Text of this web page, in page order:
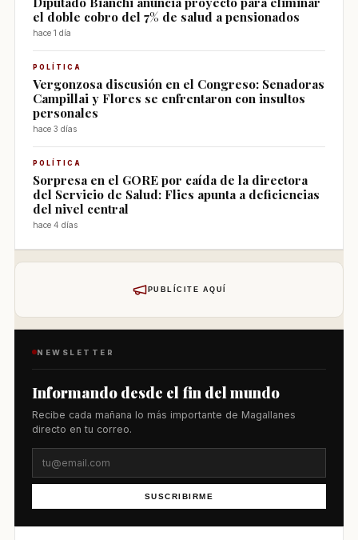
el doble cobro del 7% de salud a pensionados
hace 1 día
POLÍTICA
Vergonzosa discusión en el Congreso: Senadoras
Campillai y Flores se enfrentaron con insultos
personales
hace 3 días
POLÍTICA
Sorpresa en el GORE por caída de la directora
del Servicio de Salud: Flies apunta a deficiencias
del nivel central
hace 4 días
PUBLÍCITE AQUÍ
NEWSLETTER
Informando desde el fin del mundo
Recibe cada mañana lo más importante de Magallanes
directo en tu correo.
SUSCRIBIRME